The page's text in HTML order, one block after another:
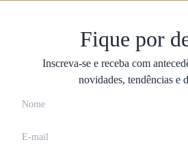
Fique por
Inscreva-se e receba com
novidades, tendências e